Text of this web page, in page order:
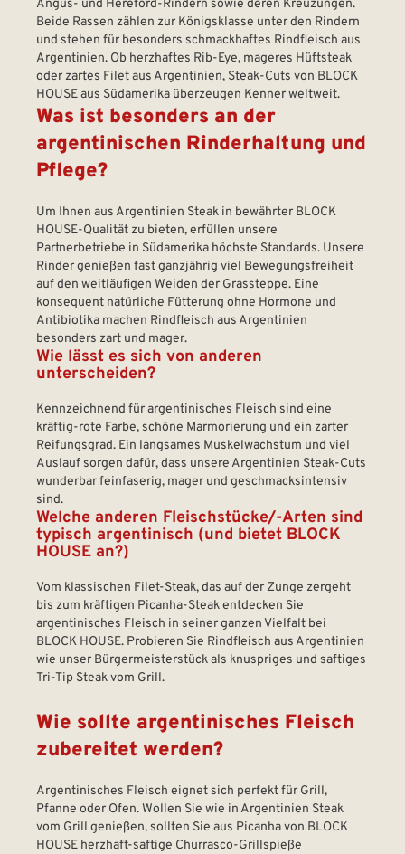
Angus- und Hereford-Rindern sowie deren Kreuzungen.
Beide Rassen zählen zur Königsklasse unter den Rindern
und stehen für besonders schmackhaftes Rindfleisch aus
Argentinien. Ob herzhaftes Rib-Eye, mageres Hüftsteak
oder zartes Filet aus Argentinien, Steak-Cuts von BLOCK
HOUSE aus Südamerika überzeugen Kenner weltweit.
Was ist besonders an der
argentinischen Rinderhaltung und
Pflege?
Um Ihnen aus Argentinien Steak in bewährter BLOCK
HOUSE-Qualität zu bieten, erfüllen unsere
Partnerbetriebe in Südamerika höchste Standards. Unsere
Rinder genießen fast ganzjährig viel Bewegungsfreiheit
auf den weitläufigen Weiden der Grassteppe. Eine
konsequent natürliche Fütterung ohne Hormone und
Antibiotika machen Rindfleisch aus Argentinien
besonders zart und mager.
Wie lässt es sich von anderen
unterscheiden?
Kennzeichnend für argentinisches Fleisch sind eine
kräftig-rote Farbe, schöne Marmorierung und ein zarter
Reifungsgrad. Ein langsames Muskelwachstum und viel
Auslauf sorgen dafür, dass unsere Argentinien Steak-Cuts
wunderbar feinfaserig, mager und geschmacksintensiv
sind.
Welche anderen Fleischstücke/-Arten sind
typisch argentinisch (und bietet BLOCK
HOUSE an?)
Vom klassischen Filet-Steak, das auf der Zunge zergeht
bis zum kräftigen Picanha-Steak entdecken Sie
argentinisches Fleisch in seiner ganzen Vielfalt bei
BLOCK HOUSE. Probieren Sie Rindfleisch aus Argentinien
wie unser Bürgermeisterstück als knuspriges und saftiges
Tri-Tip Steak vom Grill.
Wie sollte argentinisches Fleisch
zubereitet werden?
Argentinisches Fleisch eignet sich perfekt für Grill,
Pfanne oder Ofen. Wollen Sie wie in Argentinien Steak
vom Grill genießen, sollten Sie aus Picanha von BLOCK
HOUSE herzhaft-saftige Churrasco-Grillspieße